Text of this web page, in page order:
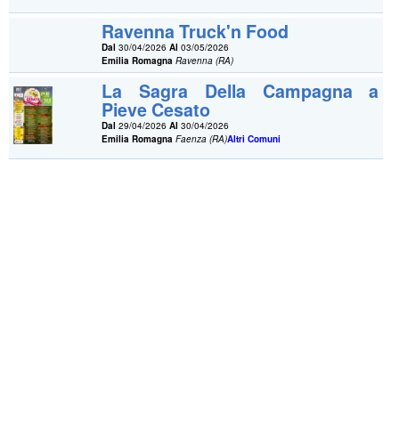
Ravenna Truck'n Food
Dal 30/04/2026Al 03/05/2026
Emilia Romagna Ravenna (RA)
La Sagra Della Campagna a
Pieve Cesato
Dal 29/04/2026Al 30/04/2026
Emilia Romagna Faenza (RA)Altri Comuni